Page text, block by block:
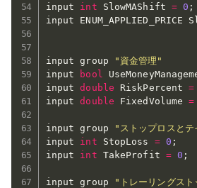
input int SlowMAShift = 0 ;
input ENUM_APPLIED_PRICE
input group "資金管理"
input
bool
input double RiskPercent =
input double FixedVolume =
input group "ストップロスと
input int StopLoss = 0 ;
input int TakeProfit = 0 ;
input group "トレーリングスト